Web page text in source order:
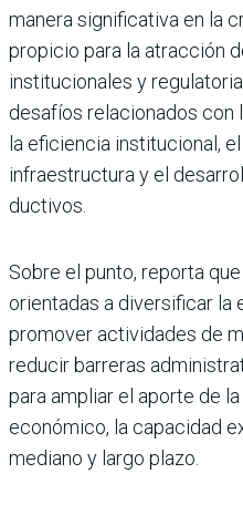
manera significativa en la
propicio para la atracción
institucionales y
desafíos relacionados con
la eficiencia institucio­nal,
infraestructura y el
ductivos.
Sobre el punto, reporta
orientadas a diversifi­car la
promover actividades de
reducir barreras
para ampliar el aporte de
económico, la capacidad
mediano y largo plazo.